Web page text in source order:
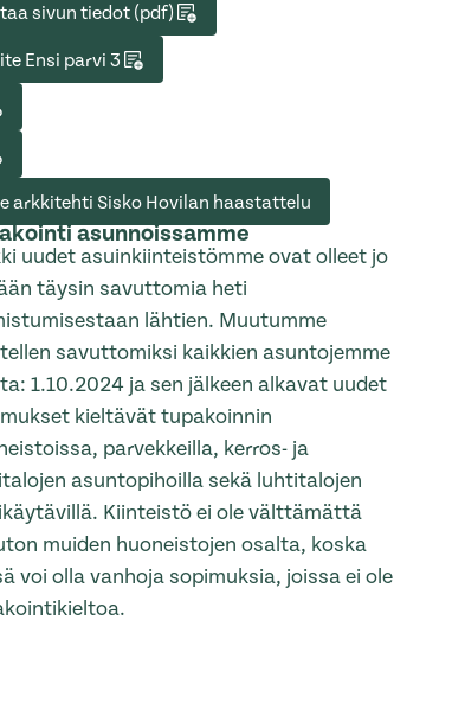
sivun tiedot (pdf)
Ensi parvi 3
arkkitehti Sisko Hovilan haastattelu
asunnoissamme
uudet asuinkiinteistömme ovat olleet jo
täysin savuttomia heti
lähtien. Muutumme
savuttomiksi kaikkien asuntojemme
1.10.2024 ja sen jälkeen alkavat uudet
kieltävät tupakoinnin
parvekkeilla, kerros- ja
asuntopihoilla sekä luhtitalojen
Kiinteistö ei ole välttämättä
muiden huoneistojen osalta, koska
voi olla vanhoja sopimuksia, joissa ei ole